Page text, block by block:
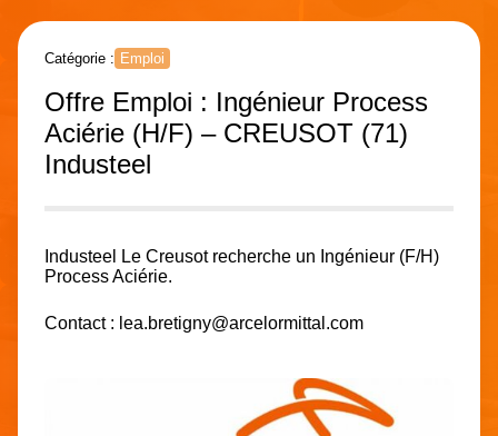
Catégorie : Emploi
Offre Emploi : Ingénieur Process
Aciérie (H/F) – CREUSOT (71)
Industeel
Industeel Le Creusot recherche un Ingénieur (F/H)
Process Aciérie.
Contact : lea.bretigny@arcelormittal.com